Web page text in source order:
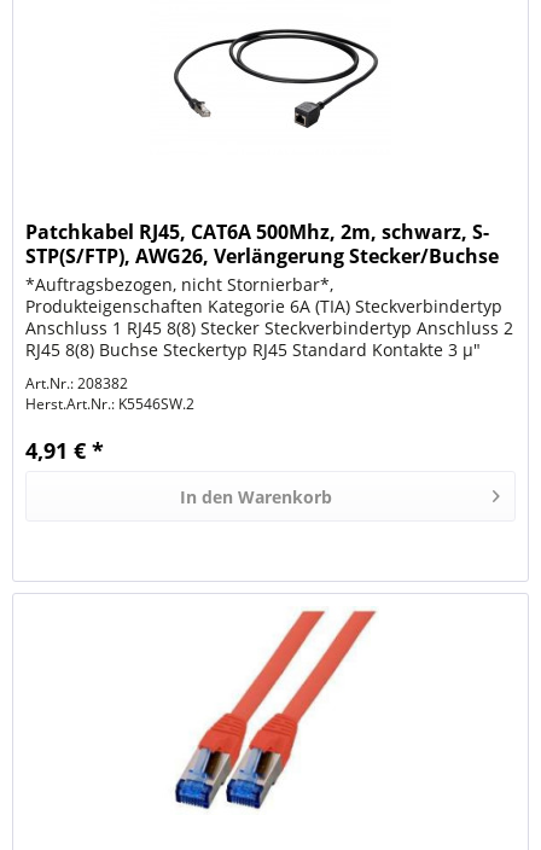
Patchkabel RJ45, CAT6A 500Mhz, 2m, schwarz, S-
STP(S/FTP), AWG26, Verlängerung Stecker/Buchse
*Auftragsbezogen, nicht Stornierbar*,
Produkteigenschaften Kategorie 6A (TIA) Steckverbindertyp
Anschluss 1 RJ45 8(8) Stecker Steckverbindertyp Anschluss 2
RJ45 8(8) Buchse Steckertyp RJ45 Standard Kontakte 3 µ"
Art.Nr.: 208382
Herst.Art.Nr.: K5546SW.2
4,91 € *
In den Warenkorb